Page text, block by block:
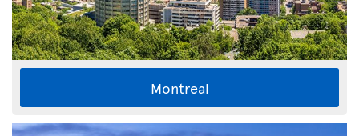
Montreal